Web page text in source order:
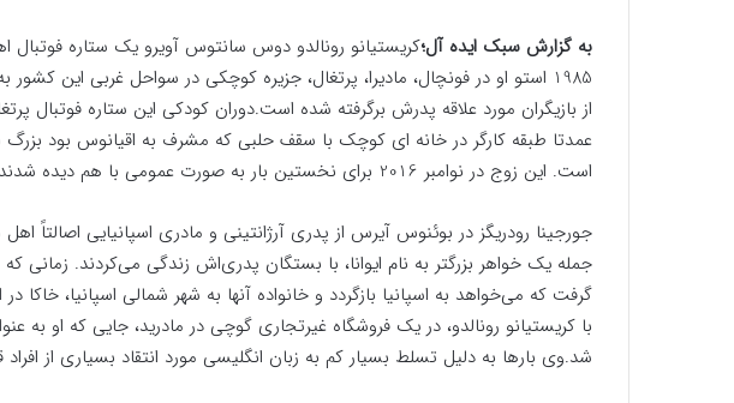
به گزارش سبک ایده آل؛
1985 استو او در فونچال، مادیرا، پرتغال، جزیره کوچکی در سواحل غربی این کشور
از بازیگران مورد علاقه پدرش برگرفته شده است.دوران کودکی این ستاره فوتبال
عمدتا طبقه کارگر در خانه ای کوچک با سقف حلبی که مشرف به اقیانوس بود بزرگ
است. این زوج در نوامبر 2016 برای نخستین بار به صورت عمومی با هم دیده شدند.
جورجینا رودریگز در بوئنوس آیرس از پدری آرژانتینی و مادری اسپانیایی اصالتاً اهل
جمله یک خواهر بزرگتر به نام ایوانا، با بستگان پدری‌اش زندگی می‌کردند. زمانی
گرفت که می‌خواهد به اسپانیا بازگردد و خانواده آنها به شهر شمالی اسپانیا، خاکا
با کریستیانو رونالدو، در یک فروشگاه غیرتجاری گوچی در مادرید، جایی که او به
شد.وی بارها به دلیل تسلط بسیار کم به زبان انگلیسی مورد انتقاد بسیاری از افراد